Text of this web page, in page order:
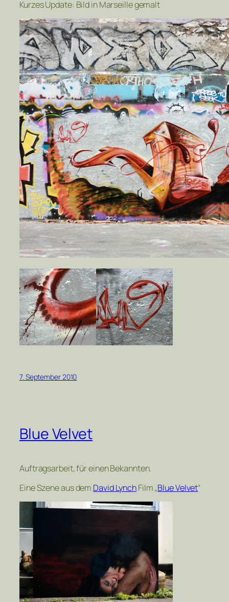
Kurzes Update: Bild in Marseille gemalt
7. September 2010
Blue Velvet
Auftragsarbeit, für einen Bekannten.
Eine Szene aus dem David LynchFilm „Blue Velvet“